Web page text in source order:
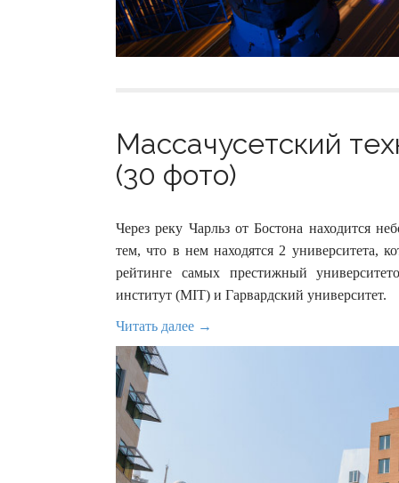
Массачусетский
(30 фото)
Через реку Чарльз от Бостона находится
тем, что в нем находятся 2 университета,
рейтинге самых престижный
институт (MIT) и Гарвардский университет.
Читать далее →